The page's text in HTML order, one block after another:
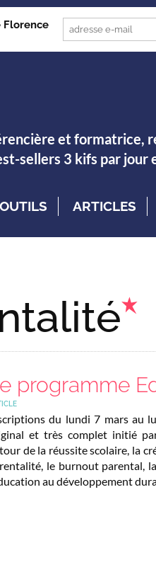
Florence
et formatrice,
sellers 3 kifs par jour
OUTILS ARTICLES
programme
du lundi 7 mars au
et très complet initié
de la réussite scolaire, la
le burnout parental,
au développement